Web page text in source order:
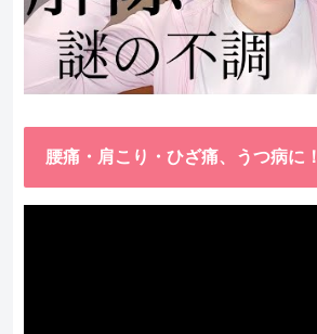
腰痛・肩こり・ひざ痛、うつ病に！